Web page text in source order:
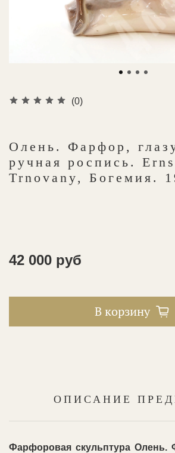
(0)
Олень. Фарфор,
ручная роспись.
Trnovany, Богемия.
42 000 руб
В корзину
ОПИСАНИЕ
Фарфоровая скульптура Олень.